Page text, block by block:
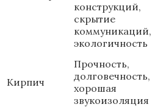
конструкций,
скрытие
коммуникаций,
экологичность
Кирпич
Прочность,
долговечность,
хорошая
звукоизоляция